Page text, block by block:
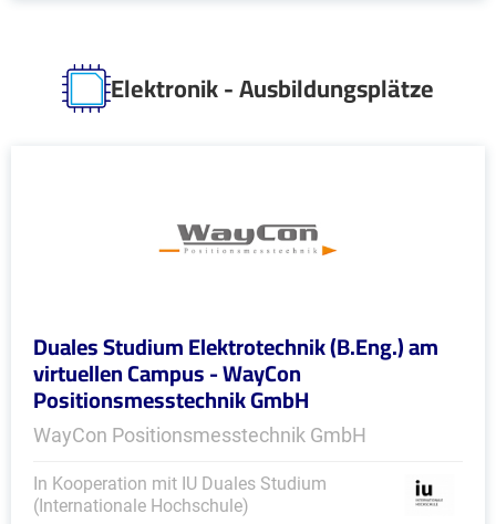
Elektronik - Ausbildungsplätze
Duales Studium Elektrotechnik (B.Eng.) am
virtuellen Campus - WayCon
Positionsmesstechnik GmbH
WayCon Positionsmesstechnik GmbH
In Kooperation mit IU Duales Studium
(Internationale Hochschule)